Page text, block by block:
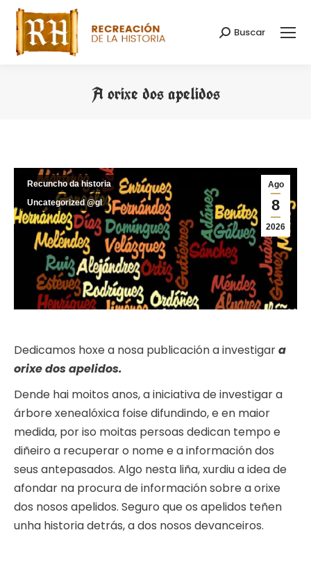
Search:
Buscar
A orixe dos apelidos
Ago
8
2026
Recuncho da historia
Uncategorized @gl
Dedicamos hoxe a nosa publicación a investigara
orixe dos apelidos.
Dende hai moitos anos, a iniciativa de investigar a
árbore xenealóxica foise difundindo, e en maior
medida, por iso moitas persoas dedican tempo e
diñeiro a recuperar o nome e a información dos
seus antepasados. Algo nesta liña, xurdiu a idea de
afondar na procura de información sobre a orixe
dos nosos apelidos. Seguro que os apelidos teñen
unha historia detrás, a dos nosos devanceiros.